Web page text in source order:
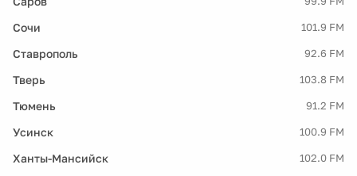
Сочи 101.9 FM
Ставрополь 92.6 FM
Тверь 103.8 FM
Тюмень 91.2 FM
Усинск 100.9 FM
Ханты-Мансийск 102.0 FM